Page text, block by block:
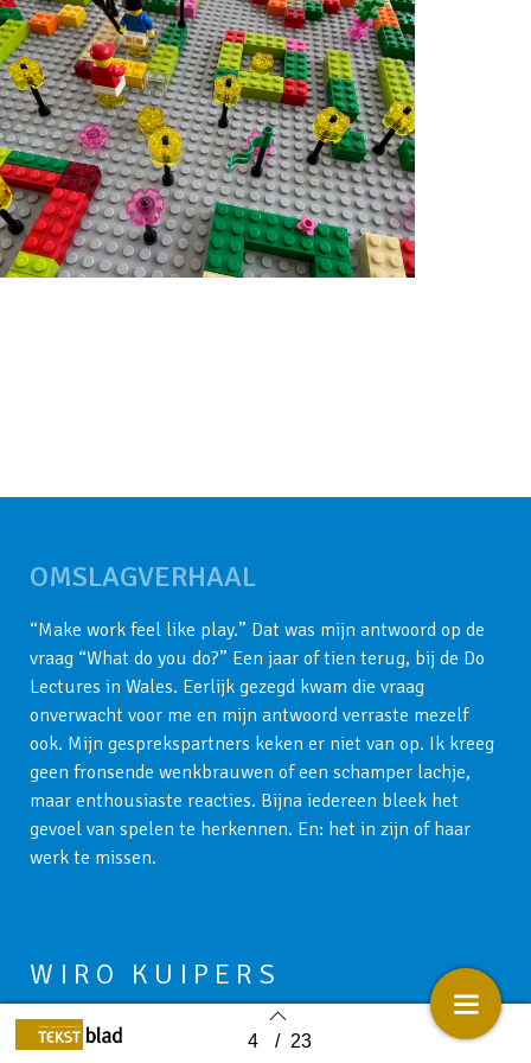
Back to index 4 / 23
OMSLAGVERHAAL
“Make work feel like play.” Dat was mijn antwoord op de
vraag “What do you do?” Een jaar of tien terug, bij de Do
Lectures in Wales. Eerlijk gezegd kwam die vraag
onverwacht voor me en mijn antwoord verraste mezelf
ook. Mijn gesprekspartners keken er niet van op. Ik kreeg
geen fronsende wenkbrauwen of een schamper lachje,
maar enthousiaste reacties. Bijna iedereen bleek het
gevoel van spelen te herkennen. En: het in zijn of haar
werk te missen.
WIRO KUIPERS
ontwerpt en begeleidt speelse werkvormen. Zijn eigen